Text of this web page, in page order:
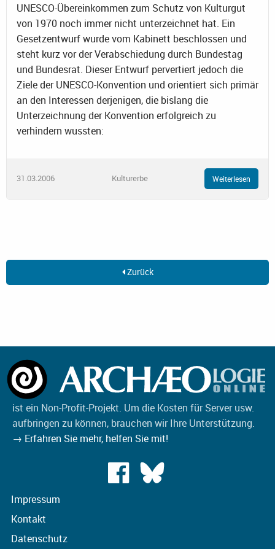
UNESCO-Übereinkommen zum Schutz von Kulturgut
von 1970 noch immer nicht unterzeichnet hat. Ein
Gesetzentwurf wurde vom Kabinett beschlossen und
steht kurz vor der Verabschiedung durch Bundestag
und Bundesrat. Dieser Entwurf pervertiert jedoch die
Ziele der UNESCO-Konvention und orientiert sich primär
an den Interessen derjenigen, die bislang die
Unterzeichnung der Konvention erfolgreich zu
verhindern wussten:
31.03.2006 Kulturerbe Weiterlesen
Zurück
ist ein Non-Profit-Projekt. Um die Kosten für Server usw.
aufbringen zu können, brauchen wir Ihre Unterstützung.
→ Erfahren Sie mehr, helfen Sie mit!
Impressum
Kontakt
Datenschutz